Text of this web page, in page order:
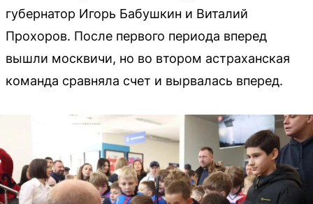
губернатор Игорь Бабушкин и Виталий
Прохоров. После первого периода вперед
вышли москвичи, но во втором астраханская
команда сравняла счет и вырвалась вперед.